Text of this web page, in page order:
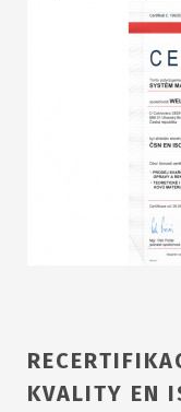
KVALITY EN